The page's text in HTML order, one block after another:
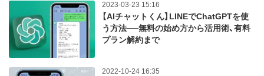
2023-03-23 15:16
【AIチャットくん】LINEでChatGPTを使
う方法──無料の始め方から活用術、有料
プラン解約まで
2022-10-24 16:35